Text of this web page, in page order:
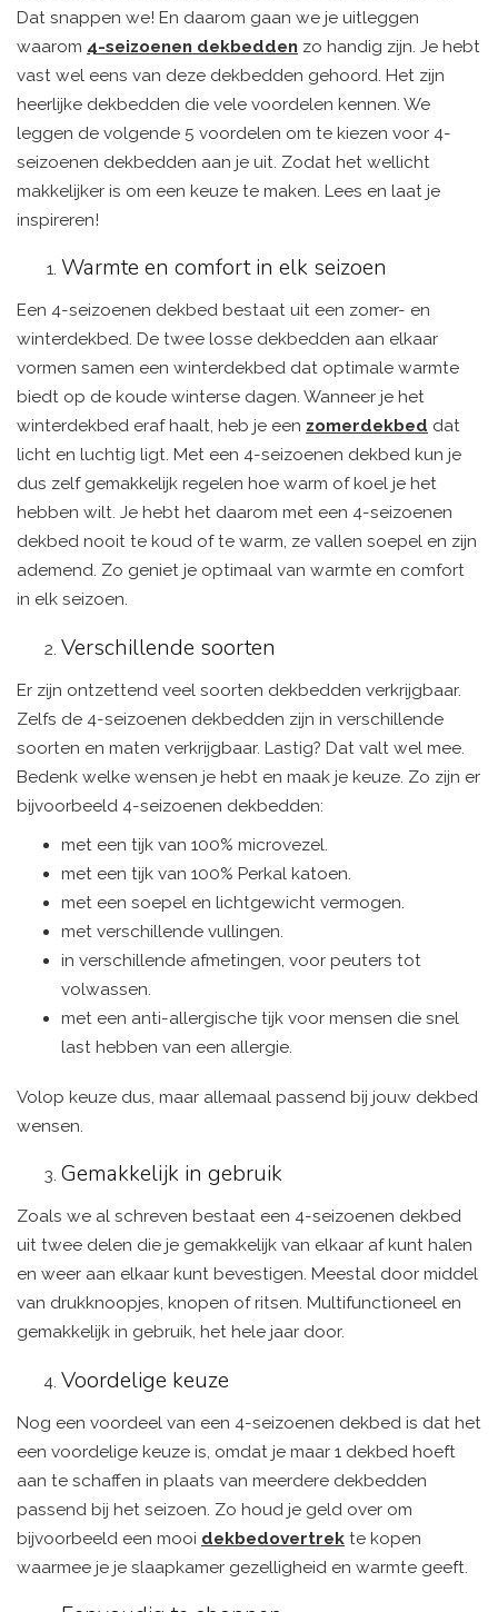
Dat snappen we! En daarom gaan we je uitleggen
waarom 4-seizoenen dekbedden zo handig zijn. Je hebt
vast wel eens van deze dekbedden gehoord. Het zijn
heerlijke dekbedden die vele voordelen kennen. We
leggen de volgende 5 voordelen om te kiezen voor 4-
seizoenen dekbedden aan je uit. Zodat het wellicht
makkelijker is om een keuze te maken. Lees en laat je
inspireren!
Warmte en comfort in elk seizoen
Een 4-seizoenen dekbed bestaat uit een zomer- en
winterdekbed. De twee losse dekbedden aan elkaar
vormen samen een winterdekbed dat optimale warmte
biedt op de koude winterse dagen. Wanneer je het
winterdekbed eraf haalt, heb je een zomerdekbed dat
licht en luchtig ligt. Met een 4-seizoenen dekbed kun je
dus zelf gemakkelijk regelen hoe warm of koel je het
hebben wilt. Je hebt het daarom met een 4-seizoenen
dekbed nooit te koud of te warm, ze vallen soepel en zijn
ademend. Zo geniet je optimaal van warmte en comfort
in elk seizoen.
Verschillende soorten
Er zijn ontzettend veel soorten dekbedden verkrijgbaar.
Zelfs de 4-seizoenen dekbedden zijn in verschillende
soorten en maten verkrijgbaar. Lastig? Dat valt wel mee.
Bedenk welke wensen je hebt en maak je keuze. Zo zijn er
bijvoorbeeld 4-seizoenen dekbedden:
met een tijk van 100% microvezel.
met een tijk van 100% Perkal katoen.
met een soepel en lichtgewicht vermogen.
met verschillende vullingen.
in verschillende afmetingen, voor peuters tot
volwassen.
met een anti-allergische tijk voor mensen die snel
last hebben van een allergie.
Volop keuze dus, maar allemaal passend bij jouw dekbed
wensen.
Gemakkelijk in gebruik
Zoals we al schreven bestaat een 4-seizoenen dekbed
uit twee delen die je gemakkelijk van elkaar af kunt halen
en weer aan elkaar kunt bevestigen. Meestal door middel
van drukknoopjes, knopen of ritsen. Multifunctioneel en
gemakkelijk in gebruik, het hele jaar door.
Voordelige keuze
Nog een voordeel van een 4-seizoenen dekbed is dat het
een voordelige keuze is, omdat je maar 1 dekbed hoeft
aan te schaffen in plaats van meerdere dekbedden
passend bij het seizoen. Zo houd je geld over om
bijvoorbeeld een mooi dekbedovertrek te kopen
waarmee je je slaapkamer gezelligheid en warmte geeft.